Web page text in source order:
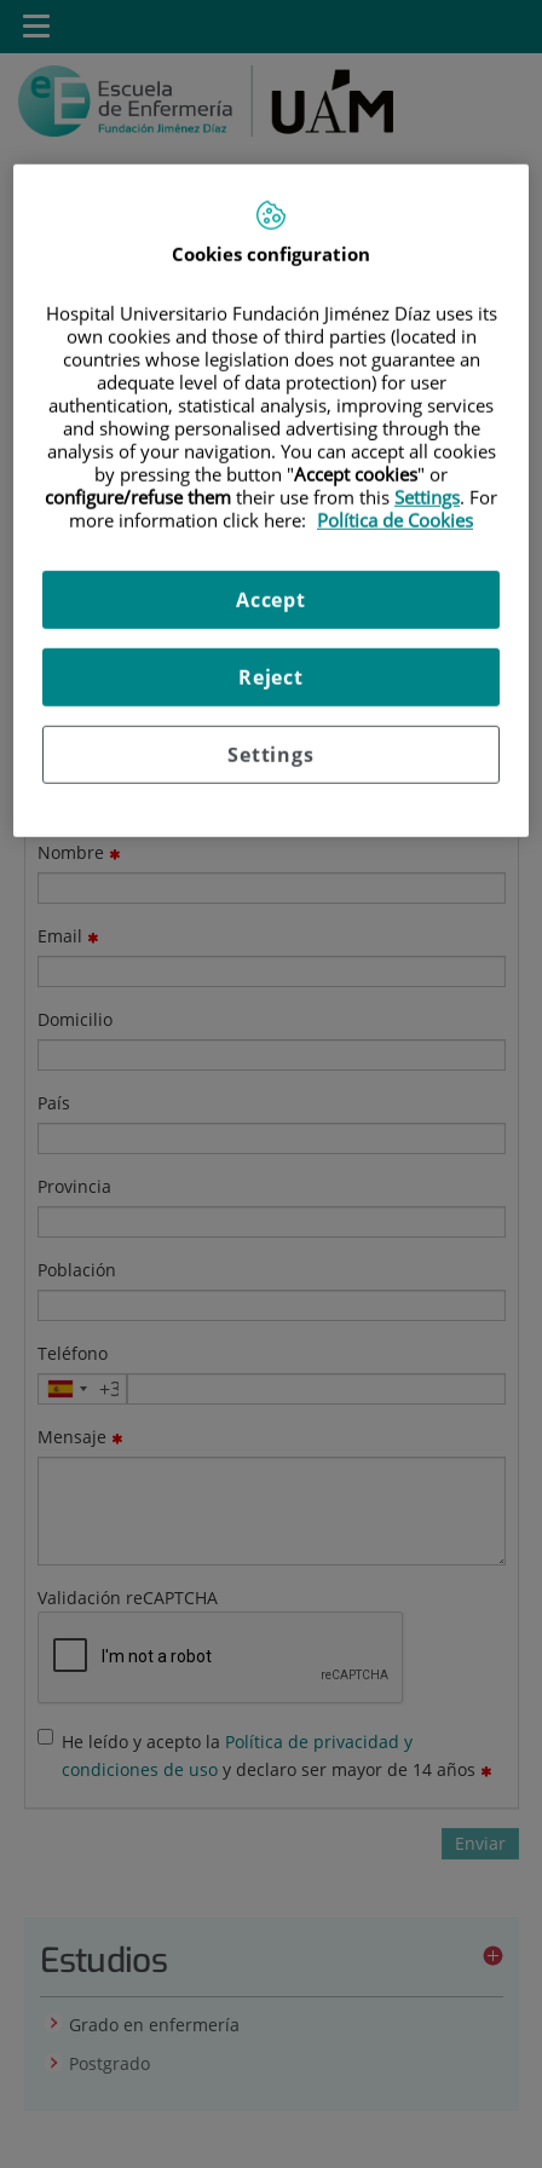
Saltar al contenido
contenido
Toggle
navigation
INICIO|ESTUDIOS|POSTGRADO
|MÁSTER UNIVERSITARIO* EN CUIDADOS AVANZADOS
DEL PACIENTE EN ANESTESIA, REANIMACIÓN Y
TRATAMIENTO DEL DOLOR
|FORMULARIO DE CONTACTO DE POSTGRADO
Formulario de contacto de
Nombre
Email
Domicilio
País
Provincia
Población
Teléfono
Mensaje
Validación reCAPTCHA
He leído y acepto la Política de privacidad y
condiciones de usoy declaro ser mayor de 14 años
Enviar
Estudios
Grado en enfermería
Postgrado
Cookies configuration
Hospital Universitario Fundación Jiménez Díaz uses its
own cookies and those of third parties (located in
countries whose legislation does not guarantee an
adequate level of data protection) for user
authentication, statistical analysis, improving services
and showing personalised advertising through the
analysis of your navigation. You can accept all cookies
by pressing the button "Accept cookies" or
configure/refuse them their use from this Settings. For
more information click here: Política de Cookies
Settings
Reject
Accept